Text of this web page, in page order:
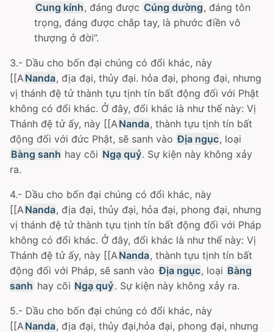
Cung kính, đáng được Cúng dường, đáng tôn
trọng, đáng được chắp tay, là phước điền vô
thượng ở đời”.
3.- Dầu cho bốn đại chúng có đổi khác, này
[[A Nanda, địa đại, thủy đại. hỏa đại, phong đại, nhưng
vị thánh đệ tử thành tựu tịnh tín bất động đối với Phật
không có đổi khác. Ở đây, đổi khác là như thế này: Vị
Thánh đệ tử ấy, này [[A Nanda, thành tựu tịnh tín bất
động đối với đức Phật, sẽ sanh vào Địa ngục, loại
Bàng sanh hay cõi Ngạ quỷ. Sự kiện này không xảy
ra.
4.- Dầu cho bốn đại chúng có đổi khác, này
[[A Nanda, địa đại, thủy đại, hỏa đại, phong đại, nhưng
vị thánh đệ tử thành tựu tịnh tín bất động đối với Pháp
không có đổi khác. Ở đây, đổi khác là như thế này: Vị
Thánh đệ tử ấy, này [[A Nanda, thành tựu tịnh tín bất
động đối với Pháp, sẽ sanh vào Địa ngục, loại Bàng
sanh hay cõi Ngạ quỷ. Sự kiện này không xảy ra.
5.- Dầu cho bốn đại chúng có đổi khác, này
[[A Nanda, địa đại, thủy đại,hỏa đại, phong đại, nhưng